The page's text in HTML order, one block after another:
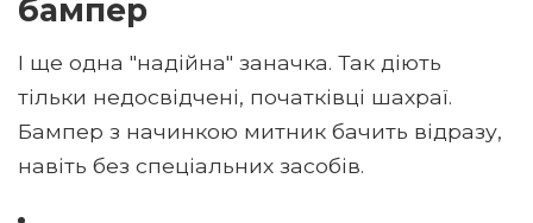
бампер
І ще одна "надійна" заначка. Так діють
тільки недосвідчені, початківці шахраї.
Бампер з начинкою митник бачить відразу,
навіть без спеціальних засобів.